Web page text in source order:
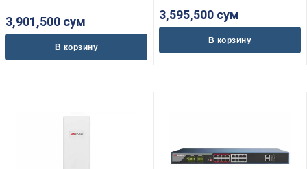
3,901,500 cум
В корзину
3,595,500 cум
В корзину